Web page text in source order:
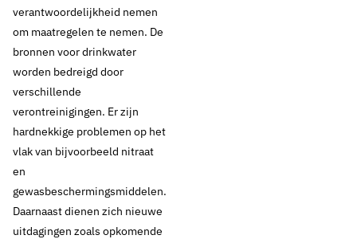
Thema's:
Beveiliging en crisismanagement
Drinkwaterbronnen en landbouw
Drinkwaterbronnen en opkomende stoffen
verantwoordelijkheid nemen
om maatregelen te nemen. De
bronnen voor drinkwater
worden bedreigd door
verschillende
verontreinigingen. Er zijn
hardnekkige problemen op het
vlak van bijvoorbeeld nitraat
en
gewasbeschermingsmiddelen.
Daarnaast dienen zich nieuwe
uitdagingen zoals opkomende